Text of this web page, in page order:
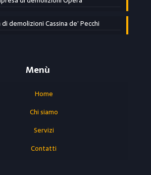
demolizioni Cassina de’ Pecchi
Menù
Home
Chi siamo
Servizi
Contatti